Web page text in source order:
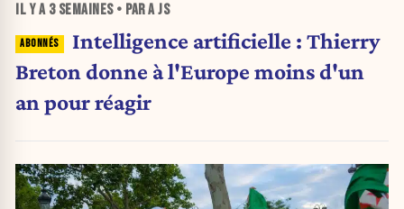
IL Y A 3 SEMAINES• PAR A JS
Intelligence artificielle : Thierry
Breton donne à l'Europe moins d'un
an pour réagir